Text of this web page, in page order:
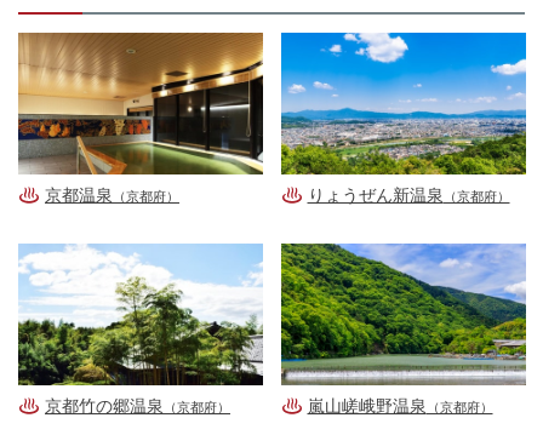
京都温泉 （京都府） りょうぜん新温泉 （京都府）
京都竹の郷温泉 （京都府） 嵐山嵯峨野温泉 （京都府）